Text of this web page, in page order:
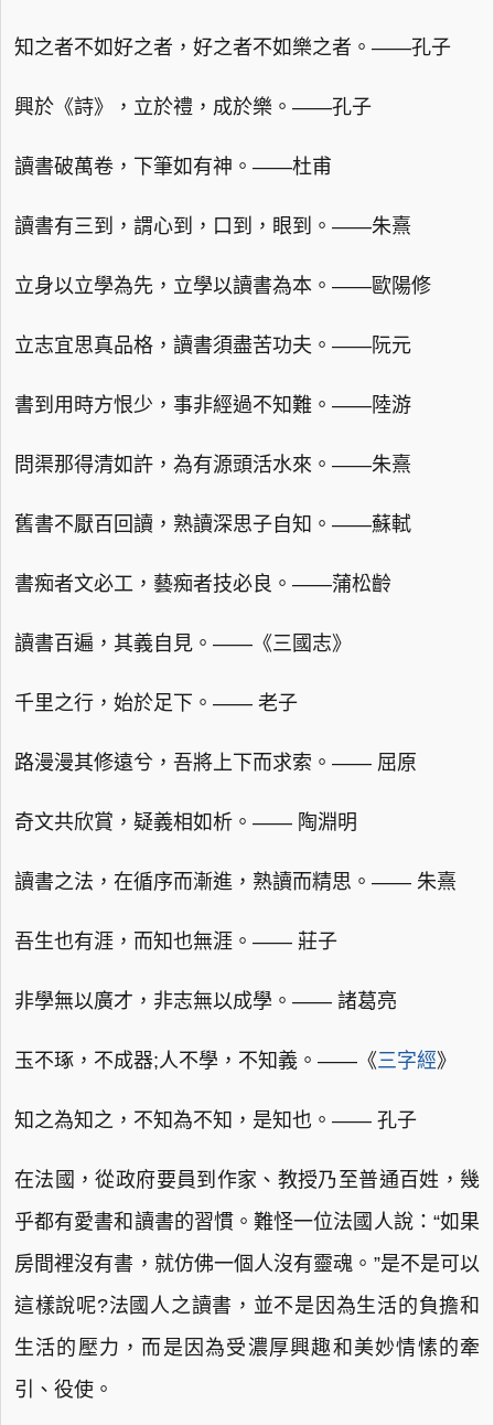
知之者不如好之者，好之者不如樂之者。——孔子
興於《詩》，立於禮，成於樂。——孔子
讀書破萬卷，下筆如有神。——杜甫
讀書有三到，謂心到，口到，眼到。——朱熹
立身以立學為先，立學以讀書為本。——歐陽修
立志宜思真品格，讀書須盡苦功夫。——阮元
書到用時方恨少，事非經過不知難。——陸游
問渠那得清如許，為有源頭活水來。——朱熹
舊書不厭百回讀，熟讀深思子自知。——蘇軾
書痴者文必工，藝痴者技必良。——蒲松齡
讀書百遍，其義自見。——《三國志》
千里之行，始於足下。—— 老子
路漫漫其修遠兮，吾將上下而求索。—— 屈原
奇文共欣賞，疑義相如析。—— 陶淵明
讀書之法，在循序而漸進，熟讀而精思。—— 朱熹
吾生也有涯，而知也無涯。—— 莊子
非學無以廣才，非志無以成學。—— 諸葛亮
玉不琢，不成器;人不學，不知義。——《三字經》
知之為知之，不知為不知，是知也。—— 孔子
在法國，從政府要員到作家、教授乃至普通百姓，幾
乎都有愛書和讀書的習慣。難怪一位法國人說：“如果
房間裡沒有書，就仿佛一個人沒有靈魂。”是不是可以
這樣說呢?法國人之讀書，並不是因為生活的負擔和
生活的壓力，而是因為受濃厚興趣和美妙情愫的牽
引、役使。